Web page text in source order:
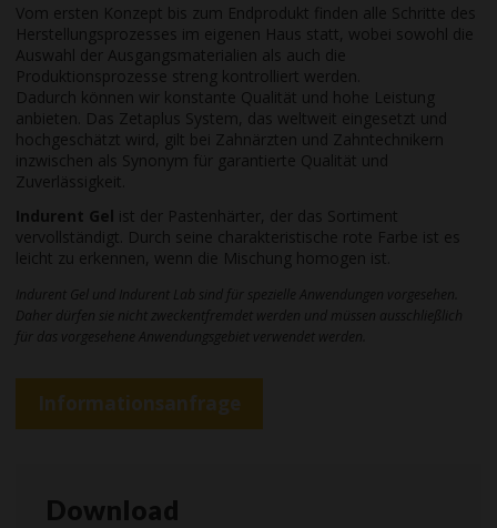
Vom ersten Konzept bis zum Endprodukt finden alle Schritte des
Herstellungsprozesses im eigenen Haus statt, wobei sowohl die
Auswahl der Ausgangsmaterialien als auch die
Produktionsprozesse streng kontrolliert werden.
Dadurch können wir konstante Qualität und hohe Leistung
anbieten. Das Zetaplus System, das weltweit eingesetzt und
hochgeschätzt wird, gilt bei Zahnärzten und Zahntechnikern
inzwischen als Synonym für garantierte Qualität und
Zuverlässigkeit.
Indurent Gel ist der Pastenhärter, der das Sortiment
vervollständigt. Durch seine charakteristische rote Farbe ist es
leicht zu erkennen, wenn die Mischung homogen ist.
Indurent Gel und Indurent Lab sind für spezielle Anwendungen vorgesehen.
Daher dürfen sie nicht zweckentfremdet werden und müssen ausschließlich
für das vorgesehene Anwendungsgebiet verwendet werden.
Informationsanfrage
Download